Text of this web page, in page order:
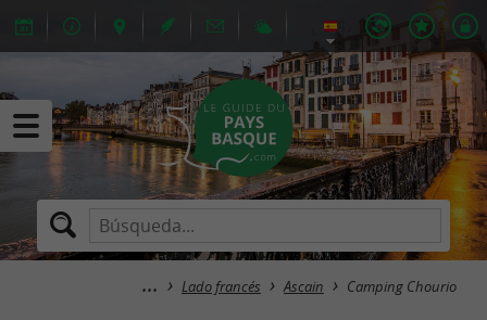
Lado francés Ascain Camping Chourio